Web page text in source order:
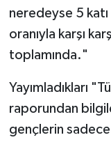
neredeyse 5 katı
oranıyla karşı
toplamında."
Yayımladıkları
raporundan
gençlerin